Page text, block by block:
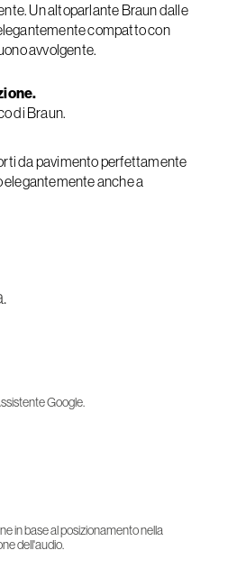
Un altoparlante Braun dalle
compatto con
avvolgente.
di Braun.
da pavimento perfettamente
elegantemente anche a
Google.
in base al posizionamento nella
dell'audio.